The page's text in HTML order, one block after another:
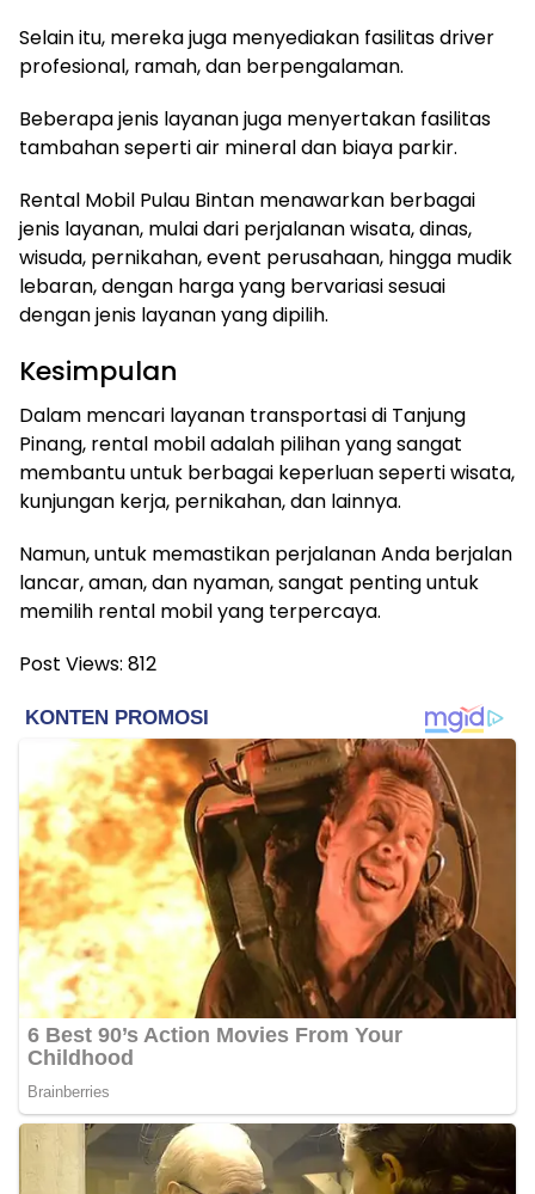
Selain itu, mereka juga menyediakan fasilitas driver
profesional, ramah, dan berpengalaman.
Beberapa jenis layanan juga menyertakan fasilitas
tambahan seperti air mineral dan biaya parkir.
Rental Mobil Pulau Bintan menawarkan berbagai
jenis layanan, mulai dari perjalanan wisata, dinas,
wisuda, pernikahan, event perusahaan, hingga mudik
lebaran, dengan harga yang bervariasi sesuai
dengan jenis layanan yang dipilih.
Kesimpulan
Dalam mencari layanan transportasi di Tanjung
Pinang, rental mobil adalah pilihan yang sangat
membantu untuk berbagai keperluan seperti wisata,
kunjungan kerja, pernikahan, dan lainnya.
Namun, untuk memastikan perjalanan Anda berjalan
lancar, aman, dan nyaman, sangat penting untuk
memilih rental mobil yang terpercaya.
Post Views: 812